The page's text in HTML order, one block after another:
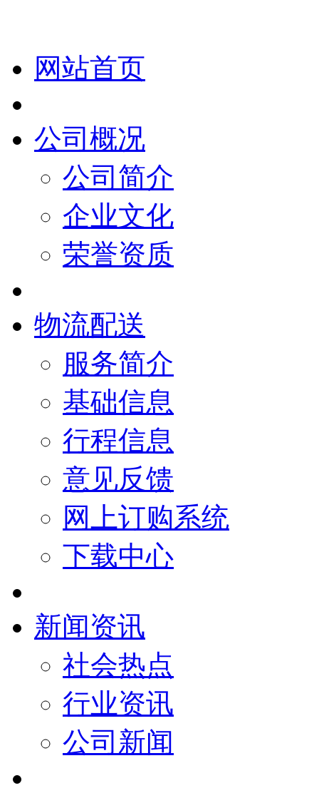
网站首页
公司概况
公司简介
企业文化
荣誉资质
物流配送
服务简介
基础信息
行程信息
意见反馈
网上订购系统
下载中心
新闻资讯
社会热点
行业资讯
公司新闻